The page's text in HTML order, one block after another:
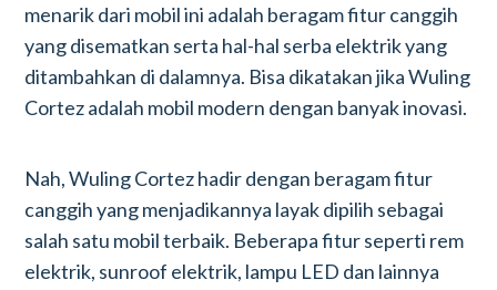
menarik dari mobil ini adalah beragam fitur canggih
yang disematkan serta hal-hal serba elektrik yang
ditambahkan di dalamnya. Bisa dikatakan jika Wuling
Cortez adalah mobil modern dengan banyak inovasi.
Nah, Wuling Cortez hadir dengan beragam fitur
canggih yang menjadikannya layak dipilih sebagai
salah satu mobil terbaik. Beberapa fitur seperti rem
elektrik, sunroof elektrik, lampu LED dan lainnya